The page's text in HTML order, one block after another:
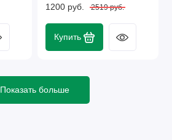
1200 руб. 2519 руб.
Купить
Показать больше